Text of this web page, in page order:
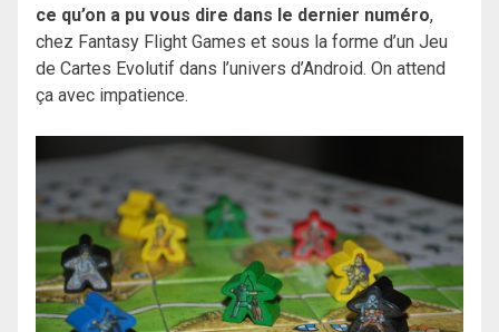
ce qu’on a pu vous dire dans le dernier numéro,
chez Fantasy Flight Games et sous la forme d’un Jeu
de Cartes Evolutif dans l’univers d’Android. On attend
ça avec impatience.